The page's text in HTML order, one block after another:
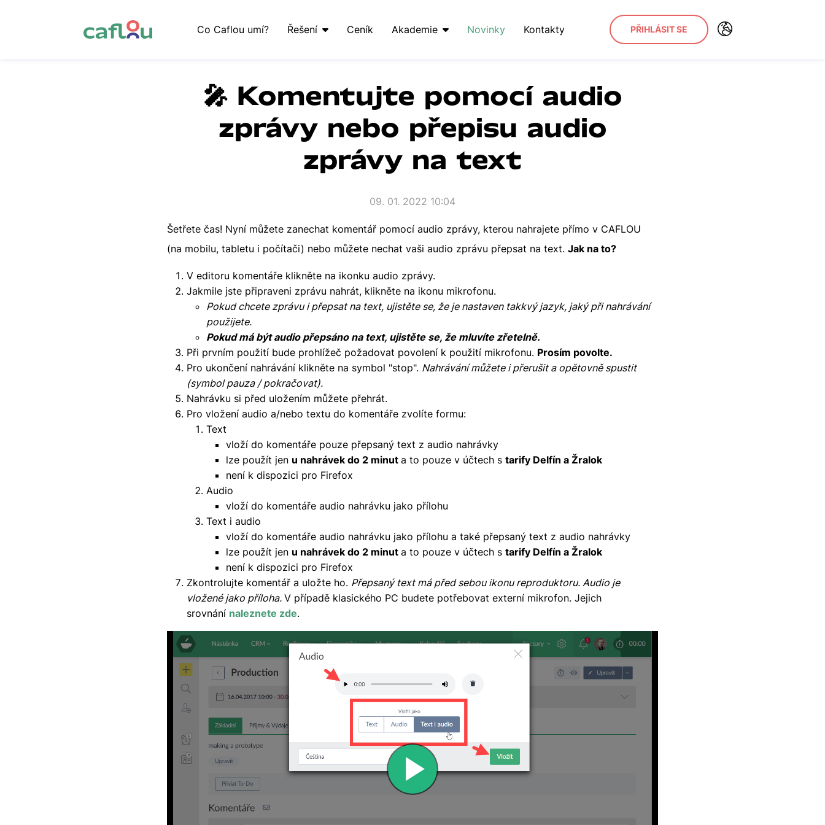
Co Caflou umí? Řešení Ceník Akademie Novinky Kontakty PŘIHLÁSIT SE
🎤 Komentujte pomocí audio
zprávy nebo přepisu audio
zprávy na text
09. 01. 2022 10:04
Šetřete čas! Nyní můžete zanechat komentář pomocí audio zprávy, kterou nahrajete přímo v CAFLOU
(na mobilu, tabletu i počítači) nebo můžete nechat vaši audio zprávu přepsat na text. Jak na to?
V editoru komentáře klikněte na ikonku audio zprávy.
Jakmile jste připraveni zprávu nahrát, klikněte na ikonu mikrofonu.
Pokud chcete zprávu i přepsat na text, ujistěte se, že je nastaven takkvý jazyk, jaký při nahrávání
použijete.
Pokud má být audio přepsáno na text, ujistěte se, že mluvíte zřetelně.
Při prvním použití bude prohlížeč požadovat povolení k použití mikrofonu. Prosím povolte.
Pro ukončení nahrávání klikněte na symbol "stop". Nahrávání můžete i přerušit a opětovně spustit
(symbol pauza / pokračovat).
Nahrávku si před uložením můžete přehrát.
Pro vložení audio a/nebo textu do komentáře zvolíte formu:
Text
vloží do komentáře pouze přepsaný text z audio nahrávky
lze použít jen u nahrávek do 2 minut a to pouze v účtech s tarify Delfín a Žralok
není k dispozici pro Firefox
Audio
vloží do komentáře audio nahrávku jako přílohu
Text i audio
vloží do komentáře audio nahrávku jako přílohu a také přepsaný text z audio nahrávky
lze použít jen u nahrávek do 2 minut a to pouze v účtech s tarify Delfín a Žralok
není k dispozici pro Firefox
Zkontrolujte komentář a uložte ho. Přepsaný text má před sebou ikonu reproduktoru. Audio je
vložené jako příloha. V případě klasického PC budete potřebovat externí mikrofon. Jejich
srovnání naleznete zde.